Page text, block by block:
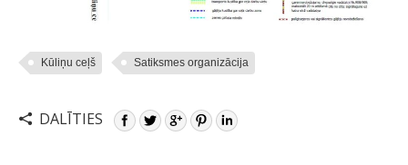
Kūliņu ceļš Satiksmes organizācija
DALĪTIES